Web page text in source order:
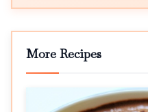
More Recipes